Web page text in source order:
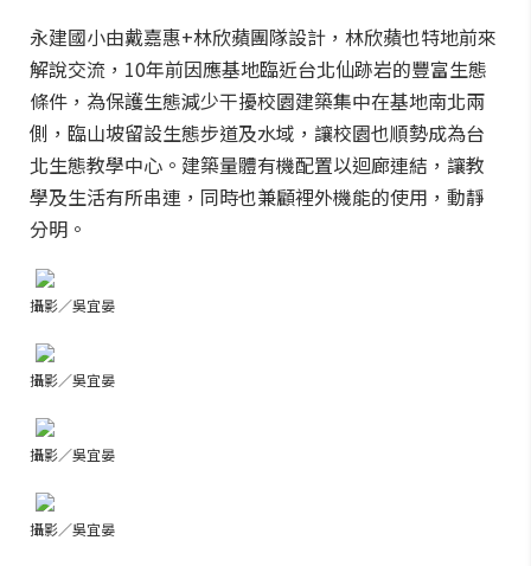
永建國小由戴嘉惠+林欣蘋團隊設計，林欣蘋也特地前來
解說交流，10年前因應基地臨近台北仙跡岩的豐富生態
條件，為保護生態減少干擾校園建築集中在基地南北兩
側，臨山坡留設生態步道及水域，讓校園也順勢成為台
北生態教學中心。建築量體有機配置以迴廊連結，讓教
學及生活有所串連，同時也兼顧裡外機能的使用，動靜
分明。
攝影／吳宜晏
攝影／吳宜晏
攝影／吳宜晏
攝影／吳宜晏